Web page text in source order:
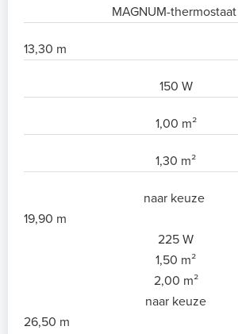
MAGNUM-thermostaat
13,30 m
150 W
1,00 m²
1,30 m²
naar keuze
19,90 m
225 W
1,50 m²
2,00 m²
naar keuze
26,50 m